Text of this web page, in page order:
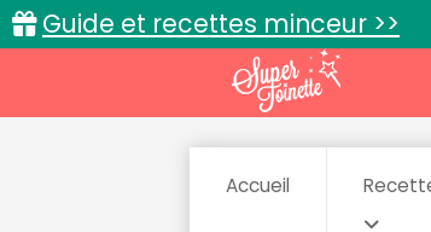
Guide et recettes minceur >>
Accueil